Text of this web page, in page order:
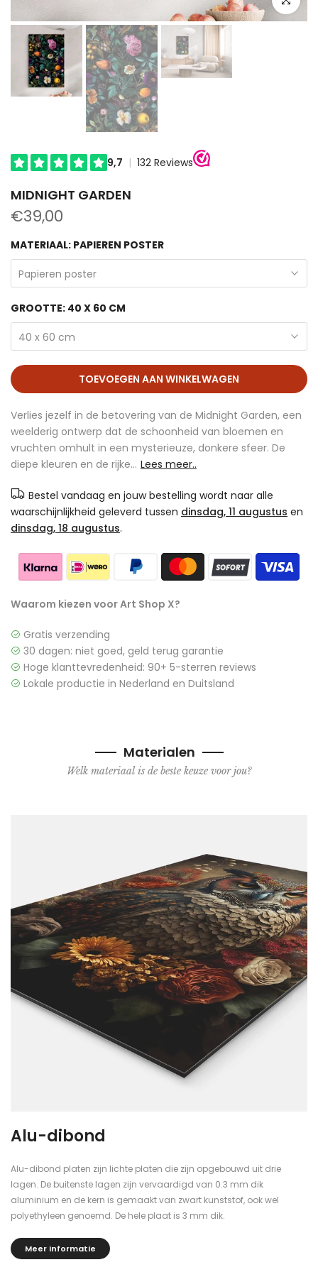
MIDNIGHT GARDEN
€39,00
MATERIAAL: PAPIEREN POSTER
Papieren poster
GROOTTE: 40 X 60 CM
40 x 60 cm
TOEVOEGEN AAN WINKELWAGEN
Verlies jezelf in de betovering van de Midnight Garden, een
weelderig ontwerp dat de schoonheid van bloemen en
vruchten omhult in een mysterieuze, donkere sfeer. De
diepe kleuren en de rijke... Lees meer..
Bestel vandaag en jouw bestelling wordt naar alle
waarschijnlijkheid geleverd tussen dinsdag, 11 augustus en
dinsdag, 18 augustus.
Waarom kiezen voor Art Shop X?
Gratis verzending
30 dagen: niet goed, geld terug garantie
Hoge klanttevredenheid: 90+ 5-sterren reviews
Lokale productie in Nederland en Duitsland
Materialen
Welk materiaal is de beste keuze voor jou?
Alu-dibond
Alu-dibond platen zijn lichte platen die zijn opgebouwd uit drie
lagen. De buitenste lagen zijn vervaardigd van 0.3 mm dik
aluminium en de kern is gemaakt van zwart kunststof, ook wel
polyethyleen genoemd. De hele plaat is 3 mm dik.
Meer informatie